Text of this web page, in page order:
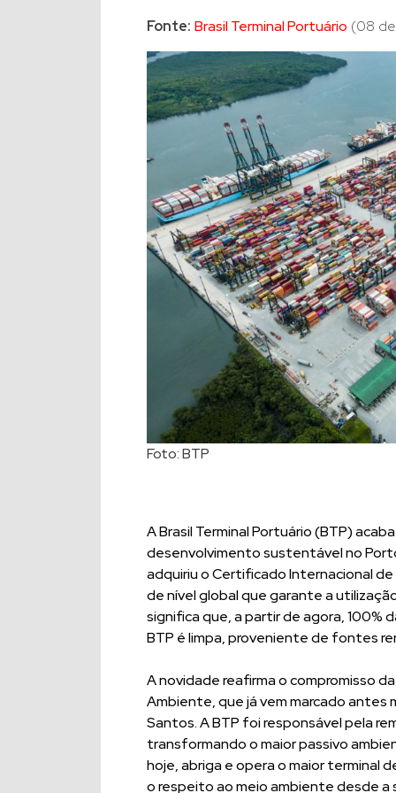
Fonte: Brasil Terminal Portuário (08 de
Foto: BTP
A Brasil Terminal Portuário (BTP)
desenvolvimento sustentável no
adquiriu o Certificado Internacional
de nível global que garante a
significa que, a partir de agora, 100%
BTP é limpa, proveniente de fontes
A novidade reafirma o compromisso
Ambiente, que já vem marcado antes
Santos. A BTP foi responsável pela
transformando o maior passivo
hoje, abriga e opera o maior terminal
o respeito ao meio ambiente desde